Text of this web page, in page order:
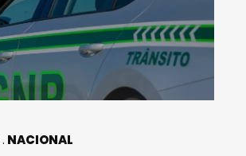
NACIONAL